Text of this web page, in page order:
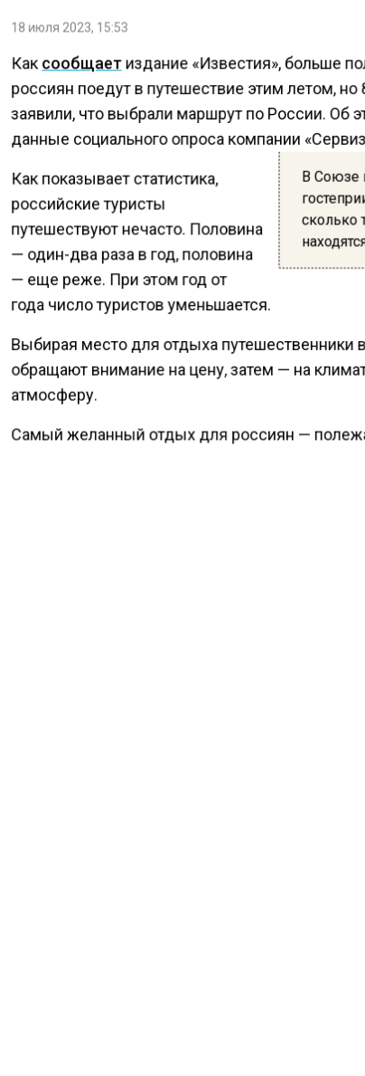
18 июля 2023, 15:53
Как сообщаетиздание «Известия», больше
россиян поедут в путешествие этим летом, но
заявили, что выбрали маршрут по России. Об
данные социального опроса компании
В Союзе
сколько
Как показывает статистика,
российские туристы
путешествуют нечасто. Половина
— один-два раза в год, половина
— еще реже. При этом год от
года число туристов уменьшается.
Выбирая место для отдыха путешественники
обращают внимание на цену, затем — на
атмосферу.
Самый желанный отдых для россиян —